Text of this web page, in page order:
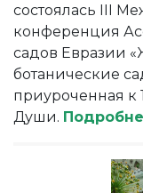
состоялась III
конференция
садов Евразии
ботанические
приуроченная к
Души.